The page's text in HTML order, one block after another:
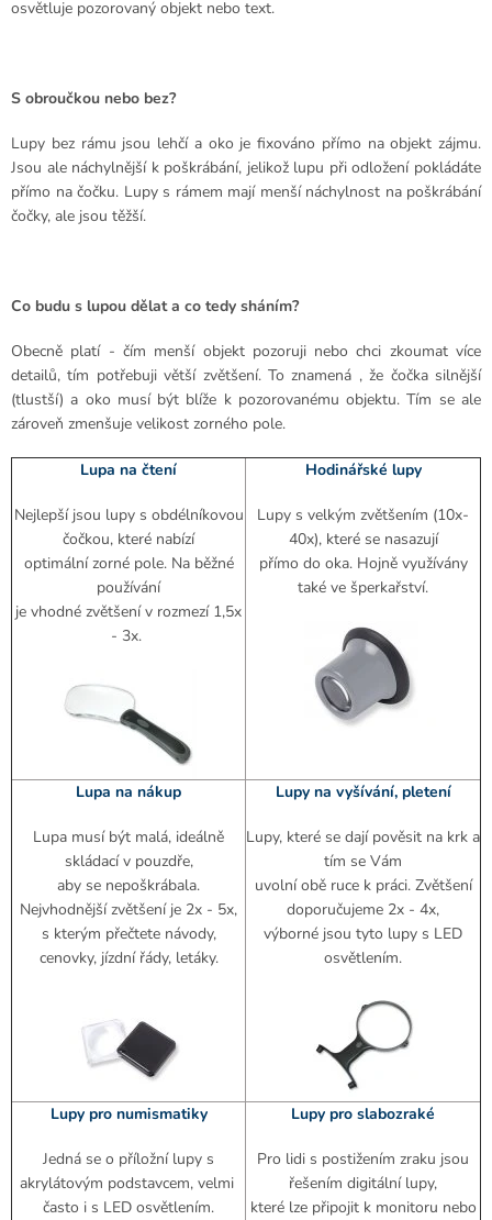
osvětluje pozorovaný objekt nebo text.
S obroučkou nebo bez?
Lupy bez rámu jsou lehčí a oko je fixováno přímo na objekt zájmu.
Jsou ale náchylnější k poškrábání, jelikož lupu při odložení pokládáte
přímo na čočku. Lupy s rámem mají menší náchylnost na poškrábání
čočky, ale jsou těžší.
Co budu s lupou dělat a co tedy sháním?
Obecně platí - čím menší objekt pozoruji nebo chci zkoumat více
detailů, tím potřebuji větší zvětšení. To znamená , že čočka silnější
(tlustší) a oko musí být blíže k pozorovanému objektu. Tím se ale
zároveň zmenšuje velikost zorného pole.
Lupa na čtení
Nejlepší jsou lupy s obdélníkovou
čočkou, které nabízí
optimální zorné pole. Na běžné
používání
je vhodné zvětšení v rozmezí 1,5x
- 3x.
Hodinářské lupy
Lupy s velkým zvětšením (10x-
40x), které se nasazují
přímo do oka. Hojně využívány
také ve šperkařství.
Lupa na nákup
Lupa musí být malá, ideálně
skládací v pouzdře,
aby se nepoškrábala.
Nejvhodnější zvětšení je 2x - 5x,
s kterým přečtete návody,
cenovky, jízdní řády, letáky.
Lupy na vyšívání, pletení
Lupy, které se dají pověsit na krk a
tím se Vám
uvolní obě ruce k práci. Zvětšení
doporučujeme 2x - 4x,
výborné jsou tyto lupy s LED
osvětlením.
Lupy pro numismatiky
Jedná se o příložní lupy s
akrylátovým podstavcem, velmi
často i s LED osvětlením.
Lupy pro slabozraké
Pro lidi s postižením zraku jsou
řešením digitální lupy,
které lze připojit k monitoru nebo